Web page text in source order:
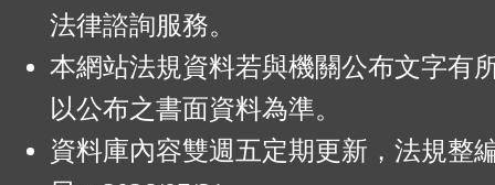
法律諮詢服務。
本網站法規資料若與機關公布文字有
以公布之書面資料為準。
資料庫內容雙週五定期更新，法規整